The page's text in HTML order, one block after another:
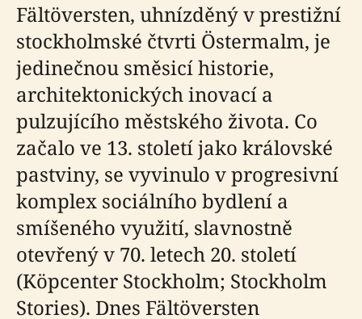
Fältöversten, uhnízděný v prestižní
stockholmské čtvrti Östermalm, je
jedinečnou směsicí historie,
architektonických inovací a
pulzujícího městského života. Co
začalo ve 13. století jako královské
pastviny, se vyvinulo v progresivní
komplex sociálního bydlení a
smíšeného využití, slavnostně
otevřený v 70. letech 20. století
(Köpcenter Stockholm; Stockholm
Stories). Dnes Fältöversten